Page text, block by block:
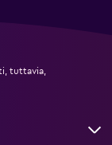
tuttavia,